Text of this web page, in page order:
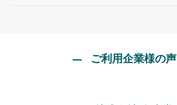
ご利用企業様の声